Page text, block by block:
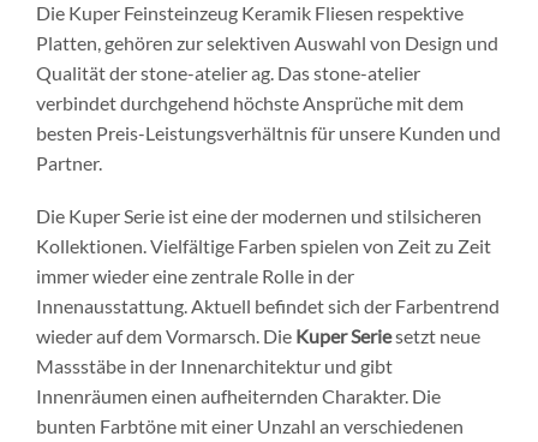
Die Kuper Feinsteinzeug Keramik Fliesen respektive
Platten, gehören zur selektiven Auswahl von Design und
Qualität der stone-atelier ag. Das stone-atelier
verbindet durchgehend höchste Ansprüche mit dem
besten Preis-Leistungsverhältnis für unsere Kunden und
Partner.
Die Kuper Serie ist eine der modernen und stilsicheren
Kollektionen. Vielfältige Farben spielen von Zeit zu Zeit
immer wieder eine zentrale Rolle in der
Innenausstattung. Aktuell befindet sich der Farbentrend
wieder auf dem Vormarsch. Die Kuper Seriesetzt neue
Massstäbe in der Innenarchitektur und gibt
Innenräumen einen aufheiternden Charakter. Die
bunten Farbtöne mit einer Unzahl an verschiedenen